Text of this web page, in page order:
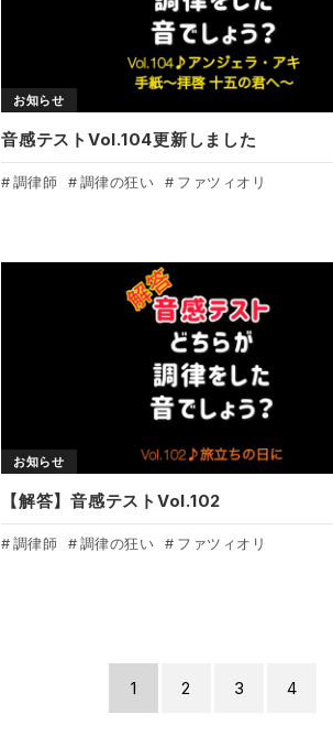
お知らせ
音感テストVol.104更新しました
調律師 調律の狂い ファツィオリ
お知らせ
【解答】音感テストVol.102
調律師 調律の狂い ファツィオリ
1 2 3 4